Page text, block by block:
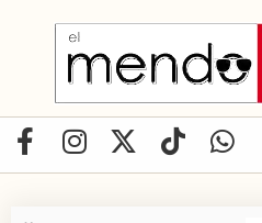
contenido
F
a
I
n
X
-
T
i
W
h